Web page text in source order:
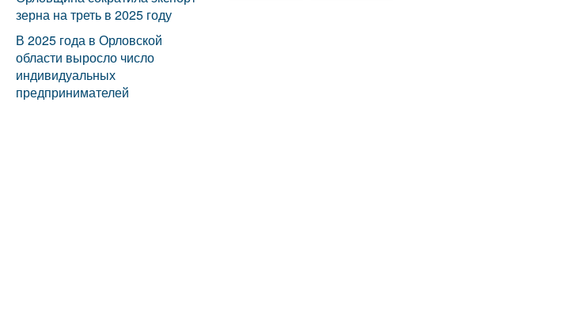
зерна на треть в 2025 году
В 2025 года в Орловской
области выросло число
индивидуальных
предпринимателей